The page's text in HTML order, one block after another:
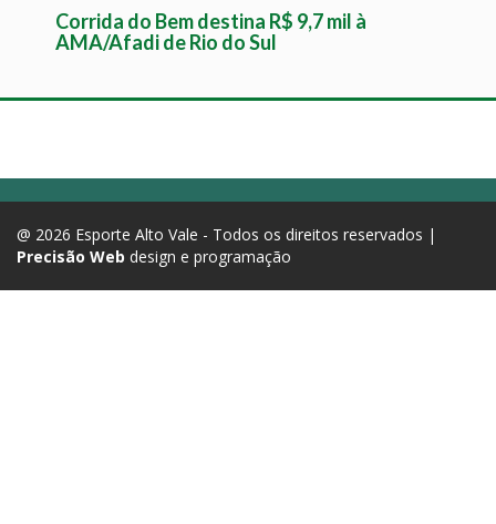
Corrida do Bem destina R$ 9,7 mil à
AMA/Afadi de Rio do Sul
@ 2026 Esporte Alto Vale - Todos os direitos reservados |
Precisão Web design e programação